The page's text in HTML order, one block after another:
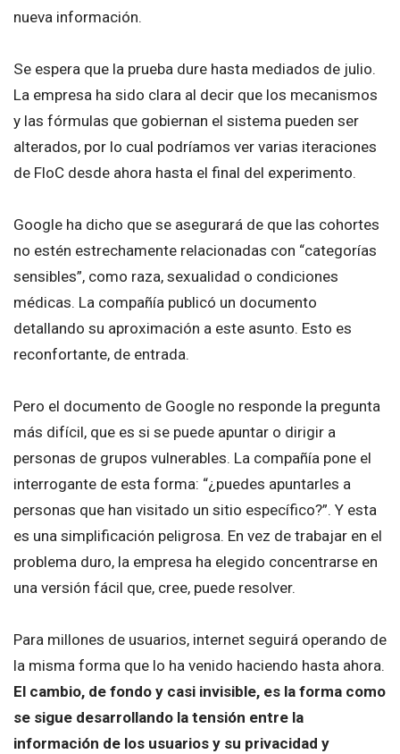
nueva información.
Se espera que la prueba dure hasta mediados de julio.
La empresa ha sido clara al decir que los mecanismos
y las fórmulas que gobiernan el sistema pueden ser
alterados, por lo cual podríamos ver varias iteraciones
de FloC desde ahora hasta el final del experimento.
Google ha dicho que se asegurará de que las cohortes
no estén estrechamente relacionadas con “categorías
sensibles”, como raza, sexualidad o condiciones
médicas. La compañía publicó un documento
detallando su aproximación a este asunto. Esto es
reconfortante, de entrada.
Pero el documento de Google no responde la pregunta
más difícil, que es si se puede apuntar o dirigir a
personas de grupos vulnerables. La compañía pone el
interrogante de esta forma: “¿puedes apuntarles a
personas que han visitado un sitio específico?”. Y esta
es una simplificación peligrosa. En vez de trabajar en el
problema duro, la empresa ha elegido concentrarse en
una versión fácil que, cree, puede resolver.
Para millones de usuarios, internet seguirá operando de
la misma forma que lo ha venido haciendo hasta ahora.
El cambio, de fondo y casi invisible, es la forma como
se sigue desarrollando la tensión entre la
información de los usuarios y su privacidad y